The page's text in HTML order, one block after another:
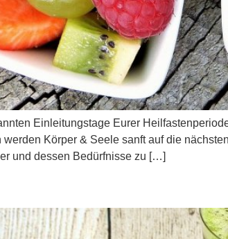
Einleitungstage Eurer
Körper & Seele sanft auf die
und dessen Bedürfnisse zu […]